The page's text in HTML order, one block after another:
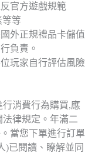
官方遊戲規範
等
外正規禮品卡儲值
負責。
玩家自行評估風險
消費行為購買,應
律規定。年滿二
當您下單進行訂單
)已閱讀、瞭解並同